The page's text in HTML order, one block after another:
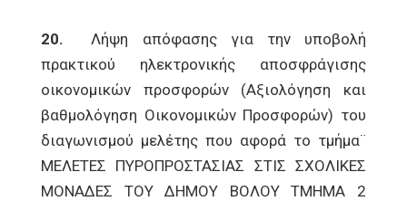
20. Λήψη απόφασης για την υποβολή
πρακτικού ηλεκτρονικής αποσφράγισης
οικονομικών προσφορών (Αξιολόγηση και
βαθμολόγηση Οικονομικών Προσφορών) του
διαγωνισμού μελέτης που αφορά το τμήμα¨
ΜΕΛΕΤΕΣ ΠΥΡΟΠΡΟΣΤΑΣΙΑΣ ΣΤΙΣ ΣΧΟΛΙΚΕΣ
ΜΟΝΑΔΕΣ ΤΟΥ ΔΗΜΟΥ ΒΟΛΟΥ ΤΜΗΜΑ 2